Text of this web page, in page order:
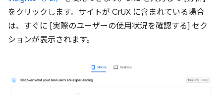
をクリックします。サイトが CrUX に含まれている場合
は、すぐに [実際のユーザーの使用状況を確認する] セク
ションが表示されます。